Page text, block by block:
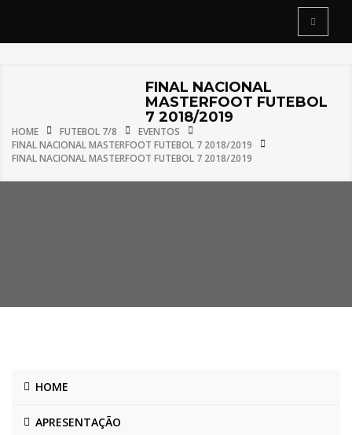
FINAL NACIONAL
MASTERFOOT FUTEBOL
7 2018/2019
HOME FUTEBOL 7/8
EVENTOS
FINAL NACIONAL MASTERFOOT FUTEBOL 7 2018/2019
FINAL NACIONAL MASTERFOOT FUTEBOL 7 2018/2019
HOME
APRESENTAÇÃO